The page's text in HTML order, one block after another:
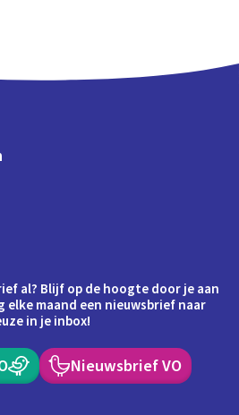
al? Blijf op de hoogte door je aan
maand een nieuwsbrief naar
in je inbox!
Nieuwsbrief VO